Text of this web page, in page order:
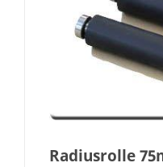
Radiusrolle